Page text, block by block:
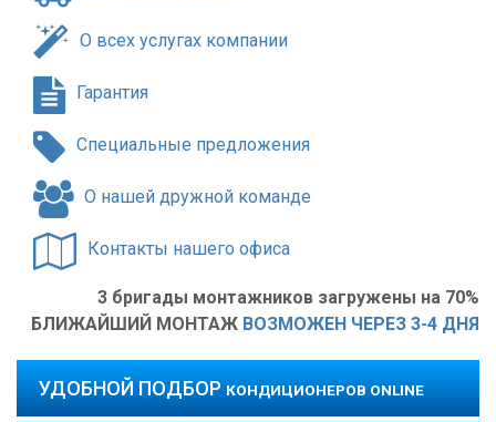
О всех услугах компании
Гарантия
Специальные предложения
О нашей дружной команде
Контакты нашего офиса
3 бригады монтажников загружены на 70%
БЛИЖАЙШИЙ МОНТАЖ ВОЗМОЖЕН ЧЕРЕЗ 3-4 ДНЯ
УДОБНОЙ ПОДБОР КОНДИЦИОНЕРОВ ONLINE